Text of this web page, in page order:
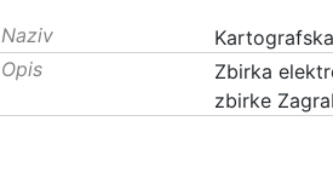
Naziv
Opis
Zbirka
zbirke